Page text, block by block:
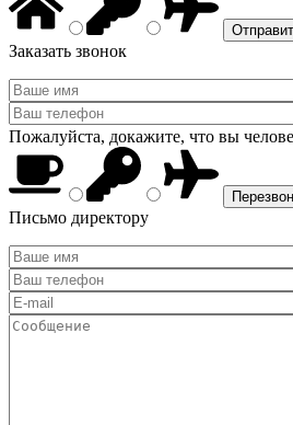
Заказать звонок
Пожалуйста, докажите, что вы
Письмо директору